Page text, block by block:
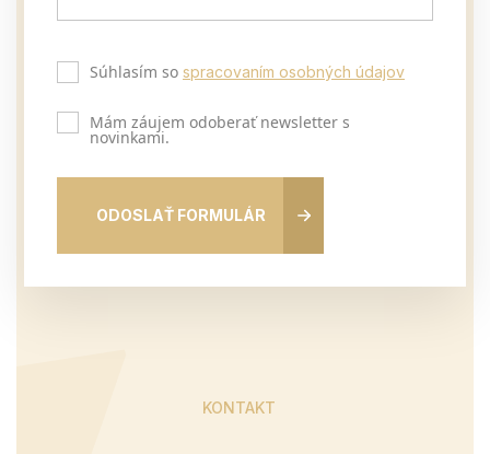
Súhlasím so spracovaním osobných údajov
Mám záujem odoberať newsletter s
novinkami.
ODOSLAŤ FORMULÁR
KONTAKT